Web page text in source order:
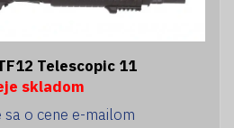
Telescopic 11
skladom
o cene e-mailom